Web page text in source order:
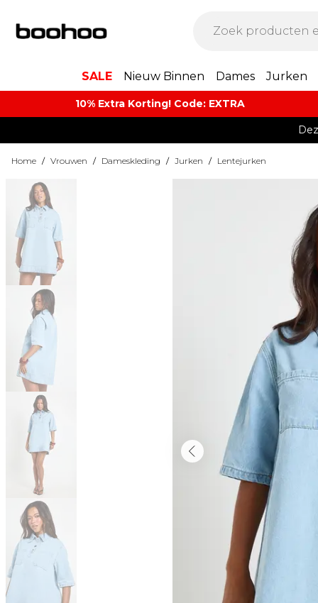
SALE Nieuw Binnen Dames Jurken
10% Extra Korting! Code: EXTRA​
Home / Vrouwen / Dameskleding / Jurken / Lentejurken